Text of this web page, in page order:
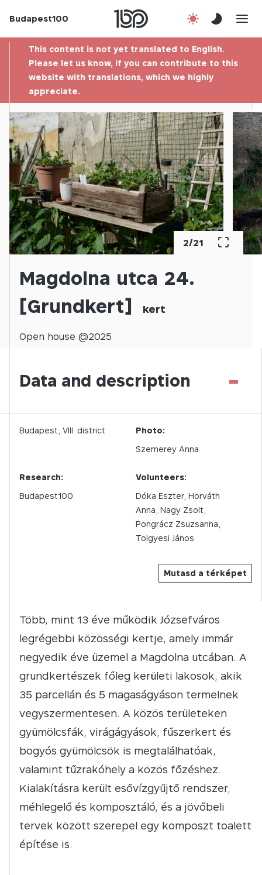
Budapest100
Contact
This content is not yet translated to English.
Please let us know, if you can contribute to this
website with translations, which we highly
appreciate.
2/21
Magdolna utca 24.
[Grundkert]
kert
Open house @2025
Data and description -
Mutasd a térképet
Budapest, VIII. district
Photo:
Szemerey Anna
Research:
Budapest100
Volunteers:
Dóka Eszter, Horváth
Anna, Nagy Zsolt,
Pongrácz Zsuzsanna,
Tölgyesi János
Több, mint 13 éve működik Józsefváros
legrégebbi közösségi kertje, amely immár
negyedik éve üzemel a Magdolna utcában. A
grundkertészek főleg kerületi lakosok, akik
35 parcellán és 5 magaságyáson termelnek
vegyszermentesen. A közös területeken
gyümölcsfák, virágágyások, fűszerkert és
bogyós gyümölcsök is megtalálhatóak,
valamint tűzrakóhely a közös főzéshez.
Kialakításra került esővízgyűjtő rendszer,
méhlegelő és komposztáló, és a jövőbeli
tervek között szerepel egy komposzt toalett
építése is.